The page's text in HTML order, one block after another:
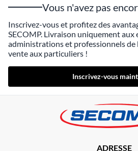
Vous n'avez pas
Inscrivez-vous et profitez des
SECOMP. Livraison uniquement aux
administrations et professionnels
vente aux particuliers !
Inscrivez-vous
ADRESSE